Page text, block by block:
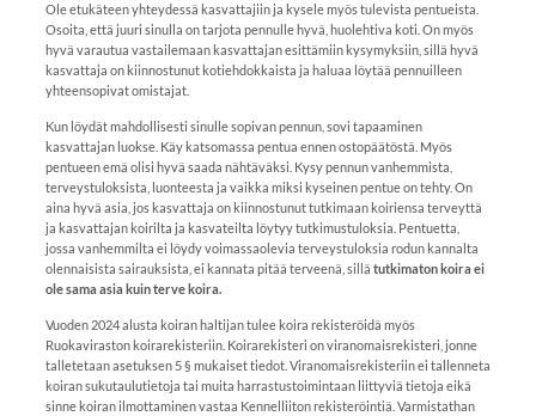
Ole etukäteen yhteydessä kasvattajiin ja kysele myös tulevista pentueista.
Osoita, että juuri sinulla on tarjota pennulle hyvä, huolehtiva koti. On myös
hyvä varautua vastailemaan kasvattajan esittämiin kysymyksiin, sillä hyvä
kasvattaja on kiinnostunut kotiehdokkaista ja haluaa löytää pennuilleen
yhteensopivat omistajat.
Kun löydät mahdollisesti sinulle sopivan pennun, sovi tapaaminen
kasvattajan luokse. Käy katsomassa pentua ennen ostopäätöstä. Myös
pentueen emä olisi hyvä saada nähtäväksi. Kysy pennun vanhemmista,
terveystuloksista, luonteesta ja vaikka miksi kyseinen pentue on tehty. On
aina hyvä asia, jos kasvattaja on kiinnostunut tutkimaan koiriensa terveyttä
ja kasvattajan koirilta ja kasvateilta löytyy tutkimustuloksia. Pentuetta,
jossa vanhemmilta ei löydy voimassaolevia terveystuloksia rodun kannalta
olennaisista sairauksista, ei kannata pitää terveenä, sillä tutkimaton koira ei
ole sama asia kuin terve koira.
Vuoden 2024 alusta koiran haltijan tulee koira rekisteröidä myös
Ruokaviraston koirarekisteriin. Koirarekisteri on viranomaisrekisteri, jonne
talletetaan asetuksen 5 § mukaiset tiedot. Viranomaisrekisteriin ei tallenneta
koiran sukutaulutietoja tai muita harrastustoimintaan liittyviä tietoja eikä
sinne koiran ilmottaminen vastaa Kennelliiton rekisteröintiä. Varmistathan